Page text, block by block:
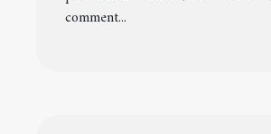
comment...